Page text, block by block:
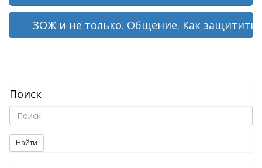
ЗОЖ и не только. Общение. Как защитить
Поиск
Найти